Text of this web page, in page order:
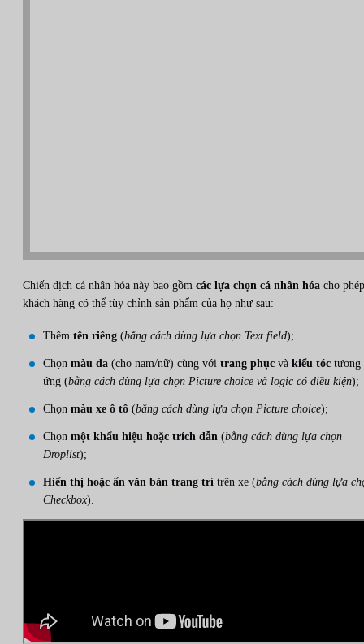
Chiến dịch cá nhân hóa này bao gồm các lựa chọn cá nhân hóa cho phép
khách hàng có thể tùy chỉnh sản phẩm của họ như sau:
Thêm tên riêng (bằng cách dùng lựa chọn Text field);
Chọn màu da (cho nam/nữ) cùng với trang phục và kiểu tóc tương
ứng (bằng cách dùng lựa chọn Picture choice và logic có điều kiện);
Chọn màu xe ô tô (bằng cách dùng lựa chọn Picture choice);
Chọn một khẩu hiệu hoặc trích dẫn (bằng cách dùng lựa chọn
Droplist);
Hiển thị hoặc ẩn văn bản trang trí trên xe (bằng cách dùng lựa
Checkbox).